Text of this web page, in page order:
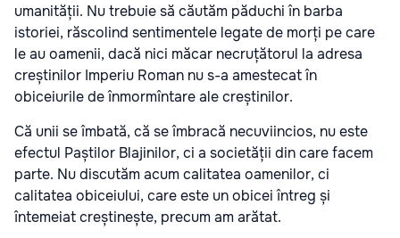
umanității. Nu trebuie să căutăm păduchi în barba
istoriei, răscolind sentimentele legate de morți pe care
le au oamenii, dacă nici măcar necruțătorul la adresa
creștinilor Imperiu Roman nu s-a amestecat în
obiceiurile de înmormîntare ale creștinilor.
Că unii se îmbată, că se îmbracă necuviincios, nu este
efectul Paștilor Blajinilor, ci a societății din care facem
parte. Nu discutăm acum calitatea oamenilor, ci
calitatea obiceiului, care este un obicei întreg și
întemeiat creștinește, precum am arătat.